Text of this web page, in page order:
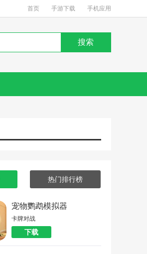
首页 手游下载 手机应用
热门排行榜
宠物鹦鹉模拟器
卡牌对战
下载